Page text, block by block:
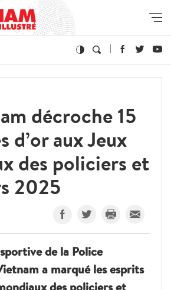
décroche 15
d’or aux Jeux
des policiers et
2025
de la Police
a marqué les esprits
des policiers et